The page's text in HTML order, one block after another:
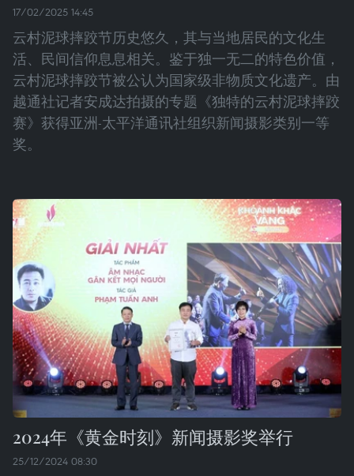
17/02/2025 14:45
云村泥球摔跤节历史悠久，其与当地居民的文化生
活、民间信仰息息相关。鉴于独一无二的特色价值，
云村泥球摔跤节被公认为国家级非物质文化遗产。由
越通社记者安成达拍摄的专题《独特的云村泥球摔跤
赛》获得亚洲-太平洋通讯社组织新闻摄影类别一等
奖。
2024年《黄金时刻》新闻摄影奖举行
25/12/2024 08:30